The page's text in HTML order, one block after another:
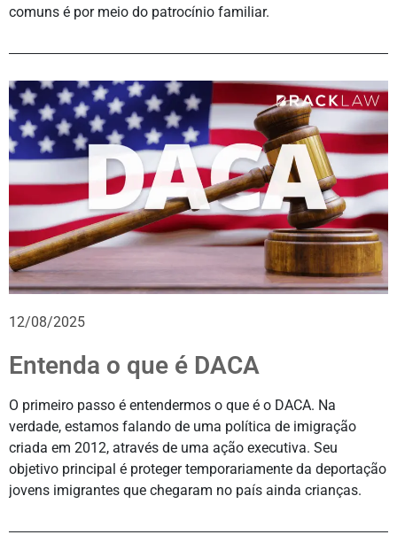
comuns é por meio do patrocínio familiar.
12/08/2025
Entenda o que é DACA
O primeiro passo é entendermos o que é o DACA. Na
verdade, estamos falando de uma política de imigração
criada em 2012, através de uma ação executiva. Seu
objetivo principal é proteger temporariamente da deportação
jovens imigrantes que chegaram no país ainda crianças.